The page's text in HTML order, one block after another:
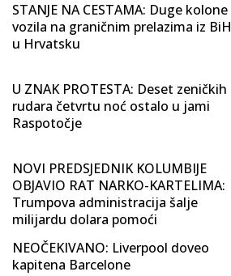
STANJE NA CESTAMA: Duge kolone
vozila na graničnim prelazima iz BiH
u Hrvatsku
U ZNAK PROTESTA: Deset zeničkih
rudara četvrtu noć ostalo u jami
Raspotočje
NOVI PREDSJEDNIK KOLUMBIJE
OBJAVIO RAT NARKO-KARTELIMA:
Trumpova administracija šalje
milijardu dolara pomoći
NEOČEKIVANO: Liverpool doveo
kapitena Barcelone